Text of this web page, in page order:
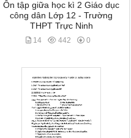
Ôn tập giữa học kì 2 Giáo dục
công dân Lớp 12 - Trường
THPT Trực Ninh
14 442 0